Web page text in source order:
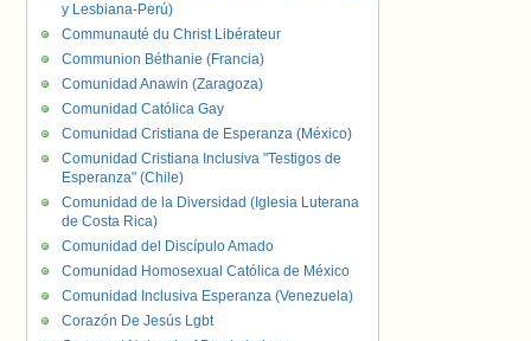
y Lesbiana-Perú)
Communauté du Christ Libérateur
Communion Béthanie (Francia)
Comunidad Anawin (Zaragoza)
Comunidad Católica Gay
Comunidad Cristiana de Esperanza (México)
Comunidad Cristiana Inclusiva "Testigos de
Esperanza" (Chile)
Comunidad de la Diversidad (Iglesia Luterana
de Costa Rica)
Comunidad del Discípulo Amado
Comunidad Homosexual Católica de México
Comunidad Inclusiva Esperanza (Venezuela)
Corazón De Jesús Lgbt